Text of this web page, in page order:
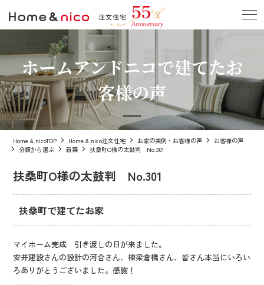
ホームアンドニコで建てたお
客様の声
Home & nicoTOP Home & nico注文住宅 お家の実例・お客様の声
お客様の声
分類から選ぶ
新築 扶桑町O様の太鼓判 No.301
扶桑町O様の太鼓判 No.301
扶桑町で建てたお家
マイホーム完成 引き渡しの日が来ました。
安井建設さんの設計の河合さん、棟梁倉橋さん、皆さん本当にいろい
ろありがとうございました。感謝！